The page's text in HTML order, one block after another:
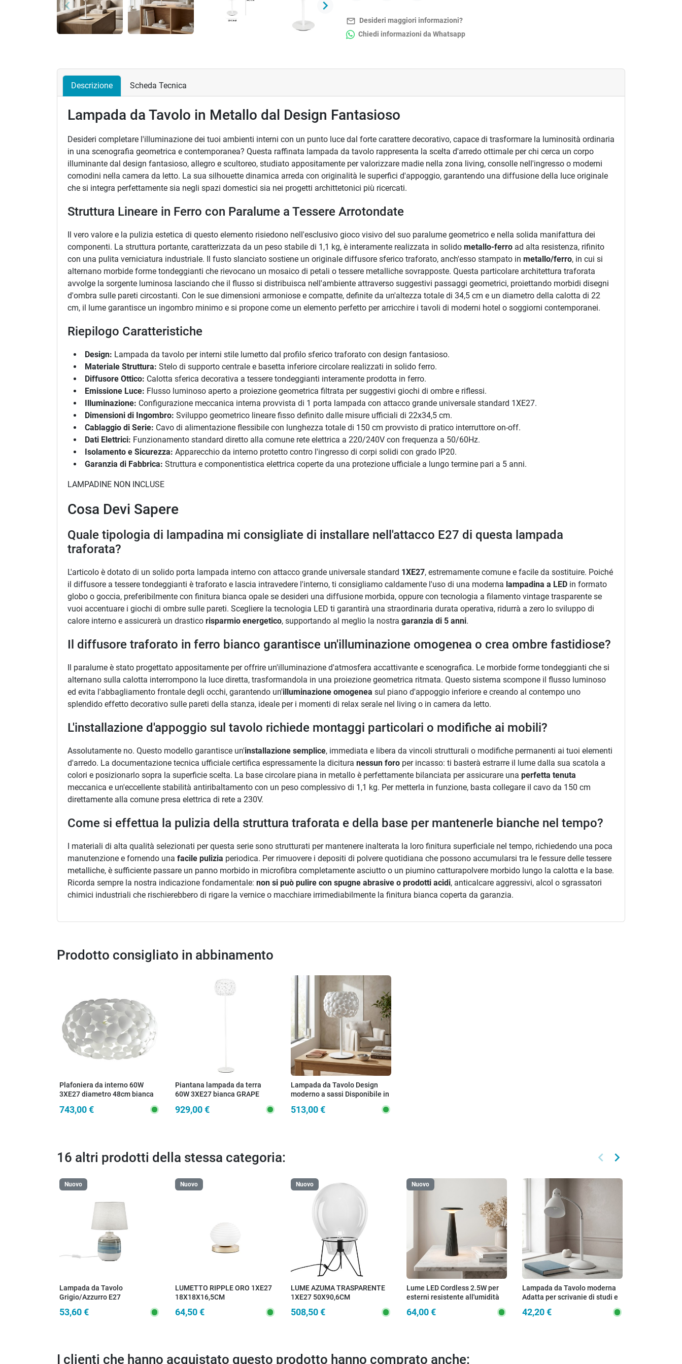
Precedente
keyboard_arrow_left Successivo
keyboard_arrow_right
mail_outline Desideri maggiori informazioni?
Chiedi informazioni da Whatsapp
Descrizione Scheda Tecnica
Lampada da Tavolo in Metallo dal Design Fantasioso
Desideri completare l'illuminazione dei tuoi ambienti interni con un punto luce dal forte carattere decorativo, capace di trasformare la luminosità ordinaria
in una scenografia geometrica e contemporanea? Questa raffinata lampada da tavolo rappresenta la scelta d'arredo ottimale per chi cerca un corpo
illuminante dal design fantasioso, allegro e scultoreo, studiato appositamente per valorizzare madie nella zona living, consolle nell'ingresso o moderni
comodini nella camera da letto. La sua silhouette dinamica arreda con originalità le superfici d'appoggio, garantendo una diffusione della luce originale
che si integra perfettamente sia negli spazi domestici sia nei progetti archittetonici più ricercati.
Struttura Lineare in Ferro con Paralume a Tessere Arrotondate
Il vero valore e la pulizia estetica di questo elemento risiedono nell'esclusivo gioco visivo del suo paralume geometrico e nella solida manifattura dei
componenti. La struttura portante, caratterizzata da un peso stabile di 1,1 kg, è interamente realizzata in solido metallo-ferro ad alta resistenza, rifinito
con una pulita verniciatura industriale. Il fusto slanciato sostiene un originale diffusore sferico traforato, anch'esso stampato in metallo/ferro, in cui si
alternano morbide forme tondeggianti che rievocano un mosaico di petali o tessere metalliche sovrapposte. Questa particolare architettura traforata
avvolge la sorgente luminosa lasciando che il flusso si distribuisca nell'ambiente attraverso suggestivi passaggi geometrici, proiettando morbidi disegni
d'ombra sulle pareti circostanti. Con le sue dimensioni armoniose e compatte, definite da un'altezza totale di 34,5 cm e un diametro della calotta di 22
cm, il lume garantisce un ingombro minimo e si propone come un elemento perfetto per arricchire i tavoli di moderni hotel o soggiorni contemporanei.
Riepilogo Caratteristiche
Design: Lampada da tavolo per interni stile lumetto dal profilo sferico traforato con design fantasioso.
Materiale Struttura: Stelo di supporto centrale e basetta inferiore circolare realizzati in solido ferro.
Diffusore Ottico: Calotta sferica decorativa a tessere tondeggianti interamente prodotta in ferro.
Emissione Luce: Flusso luminoso aperto a proiezione geometrica filtrata per suggestivi giochi di ombre e riflessi.
Illuminazione: Configurazione meccanica interna provvista di 1 porta lampada con attacco grande universale standard 1XE27.
Dimensioni di Ingombro: Sviluppo geometrico lineare fisso definito dalle misure ufficiali di 22x34,5 cm.
Cablaggio di Serie: Cavo di alimentazione flessibile con lunghezza totale di 150 cm provvisto di pratico interruttore on-off.
Dati Elettrici: Funzionamento standard diretto alla comune rete elettrica a 220/240V con frequenza a 50/60Hz.
Isolamento e Sicurezza: Apparecchio da interno protetto contro l'ingresso di corpi solidi con grado IP20.
Garanzia di Fabbrica: Struttura e componentistica elettrica coperte da una protezione ufficiale a lungo termine pari a 5 anni.
LAMPADINE NON INCLUSE
Cosa Devi Sapere
Quale tipologia di lampadina mi consigliate di installare nell'attacco E27 di questa lampada
traforata?
L'articolo è dotato di un solido porta lampada interno con attacco grande universale standard 1XE27, estremamente comune e facile da sostituire. Poiché
il diffusore a tessere tondeggianti è traforato e lascia intravedere l'interno, ti consigliamo caldamente l'uso di una moderna lampadina a LED in formato
globo o goccia, preferibilmente con finitura bianca opale se desideri una diffusione morbida, oppure con tecnologia a filamento vintage trasparente se
vuoi accentuare i giochi di ombre sulle pareti. Scegliere la tecnologia LED ti garantirà una straordinaria durata operativa, ridurrà a zero lo sviluppo di
calore interno e assicurerà un drastico risparmio energetico, supportando al meglio la nostra garanzia di 5 anni.
Il diffusore traforato in ferro bianco garantisce un'illuminazione omogenea o crea ombre fastidiose?
Il paralume è stato progettato appositamente per offrire un'illuminazione d'atmosfera accattivante e scenografica. Le morbide forme tondeggianti che si
alternano sulla calotta interrompono la luce diretta, trasformandola in una proiezione geometrica ritmata. Questo sistema scompone il flusso luminoso
ed evita l'abbagliamento frontale degli occhi, garantendo un'illuminazione omogenea sul piano d'appoggio inferiore e creando al contempo uno
splendido effetto decorativo sulle pareti della stanza, ideale per i momenti di relax serale nel living o in camera da letto.
L'installazione d'appoggio sul tavolo richiede montaggi particolari o modifiche ai mobili?
Assolutamente no. Questo modello garantisce un'installazione semplice, immediata e libera da vincoli strutturali o modifiche permanenti ai tuoi elementi
d'arredo. La documentazione tecnica ufficiale certifica espressamente la dicitura nessun foro per incasso: ti basterà estrarre il lume dalla sua scatola a
colori e posizionarlo sopra la superficie scelta. La base circolare piana in metallo è perfettamente bilanciata per assicurare una perfetta tenuta
meccanica e un'eccellente stabilità antiribaltamento con un peso complessivo di 1,1 kg. Per metterla in funzione, basta collegare il cavo da 150 cm
direttamente alla comune presa elettrica di rete a 230V.
Come si effettua la pulizia della struttura traforata e della base per mantenerle bianche nel tempo?
I materiali di alta qualità selezionati per questa serie sono strutturati per mantenere inalterata la loro finitura superficiale nel tempo, richiedendo una poca
manutenzione e fornendo una facile pulizia periodica. Per rimuovere i depositi di polvere quotidiana che possono accumularsi tra le fessure delle tessere
metalliche, è sufficiente passare un panno morbido in microfibra completamente asciutto o un piumino catturapolvere morbido lungo la calotta e la base.
Ricorda sempre la nostra indicazione fondamentale: non si può pulire con spugne abrasive o prodotti acidi, anticalcare aggressivi, alcol o sgrassatori
chimici industriali che rischierebbero di rigare la vernice o macchiare irrimediabilmente la finitura bianca coperta da garanzia.
Prodotto consigliato in abbinamento
Plafoniera da interno 60W
3XE27 diametro 48cm bianca
743,00 €
Piantana lampada da terra
60W 3XE27 bianca GRAPE
929,00 €
Lampada da Tavolo Design
moderno a sassi Disponibile in
bianco o cromo Lume adatto a
salotti o camere 2XE27
513,00 €
16 altri prodotti della stessa categoria: Precedente
keyboard_arrow_left Successivo
keyboard_arrow_right
Nuovo
Lampada da Tavolo
Grigio/Azzurro E27
53,60 €
Nuovo
LUMETTO RIPPLE ORO 1XE27
18X18X16,5CM
64,50 €
Nuovo
LUME AZUMA TRASPARENTE
1XE27 50X90,6CM
508,50 €
Nuovo
Lume LED Cordless 2.5W per
esterni resistente all'umidità
64,00 €
Lampada da Tavolo moderna
Adatta per scrivanie di studi e
varianti Orientabile E27
42,20 €
I clienti che hanno acquistato questo prodotto hanno comprato anche: